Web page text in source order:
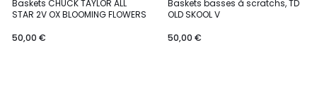
Baskets CHUCK TAYLOR ALL
STAR 2V OX BLOOMING FLOWERS
50,00 €
Baskets basses à scratchs, TD
OLD SKOOL V
50,00 €